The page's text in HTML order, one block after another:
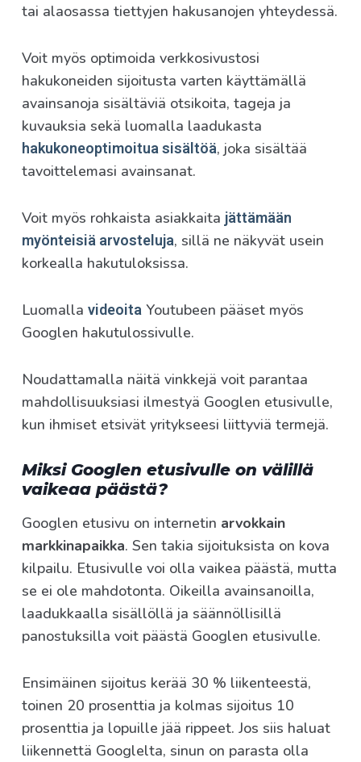
tai alaosassa tiettyjen hakusanojen yhteydessä.
Voit myös optimoida verkkosivustosi
hakukoneiden sijoitusta varten käyttämällä
avainsanoja sisältäviä otsikoita, tageja ja
kuvauksia sekä luomalla laadukasta
hakukoneoptimoitua sisältöä, joka sisältää
tavoittelemasi avainsanat.
Voit myös rohkaista asiakkaita jättämään
myönteisiä arvosteluja, sillä ne näkyvät usein
korkealla hakutuloksissa.
Luomalla videoita Youtubeen pääset myös
Googlen hakutulossivulle.
Noudattamalla näitä vinkkejä voit parantaa
mahdollisuuksiasi ilmestyä Googlen etusivulle,
kun ihmiset etsivät yritykseesi liittyviä termejä.
Miksi Googlen etusivulle on välillä
vaikeaa päästä?
Googlen etusivu on internetin arvokkain
markkinapaikka. Sen takia sijoituksista on kova
kilpailu. Etusivulle voi olla vaikea päästä, mutta
se ei ole mahdotonta. Oikeilla avainsanoilla,
laadukkaalla sisällöllä ja säännöllisillä
panostuksilla voit päästä Googlen etusivulle.
Ensimäinen sijoitus kerää 30 % liikenteestä,
toinen 20 prosenttia ja kolmas sijoitus 10
prosenttia ja lopuille jää rippeet. Jos siis haluat
liikennettä Googlelta, sinun on parasta olla